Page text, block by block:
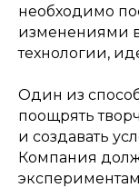
необходимо
изменениями
технологии,
Один из
поощрять
и создавать
Компания